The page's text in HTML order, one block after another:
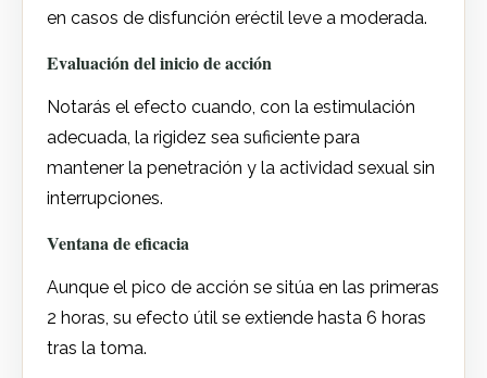
en casos de disfunción eréctil leve a moderada.
Evaluación del inicio de acción
Notarás el efecto cuando, con la estimulación
adecuada, la rigidez sea suficiente para
mantener la penetración y la actividad sexual sin
interrupciones.
Ventana de eficacia
Aunque el pico de acción se sitúa en las primeras
2 horas, su efecto útil se extiende hasta 6 horas
tras la toma.